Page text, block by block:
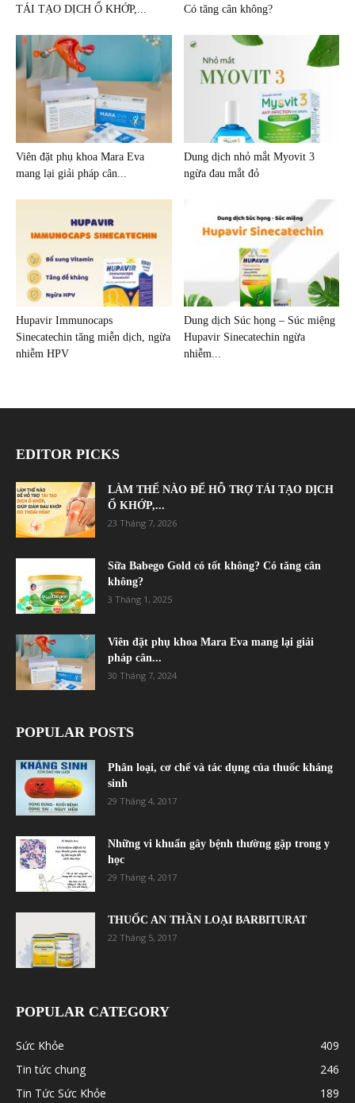
TÁI TẠO DỊCH Ổ KHỚP,...
Có tăng cân không?
Viên đặt phụ khoa Mara Eva
mang lại giải pháp cân...
Dung dịch nhỏ mắt Myovit 3
ngừa đau mắt đỏ
Hupavir Immunocaps
Sinecatechin tăng miễn dịch, ngừa
nhiễm HPV
Dung dịch Súc họng – Súc miệng
Hupavir Sinecatechin ngừa
nhiễm...
EDITOR PICKS
LÀM THẾ NÀO ĐỂ HỖ TRỢ TÁI TẠO DỊCH
Ổ KHỚP,...
23 Tháng 7, 2026
Sữa Babego Gold có tốt không? Có tăng cân
không?
3 Tháng 1, 2025
Viên đặt phụ khoa Mara Eva mang lại giải
pháp cân...
30 Tháng 7, 2024
POPULAR POSTS
Phân loại, cơ chế và tác dụng của thuốc kháng
sinh
29 Tháng 4, 2017
Những vi khuẩn gây bệnh thường gặp trong y
học
29 Tháng 4, 2017
THUỐC AN THẦN LOẠI BARBITURAT
22 Tháng 5, 2017
POPULAR CATEGORY
Sức Khỏe
409
Tin tức chung
246
Tin Tức Sức Khỏe
189